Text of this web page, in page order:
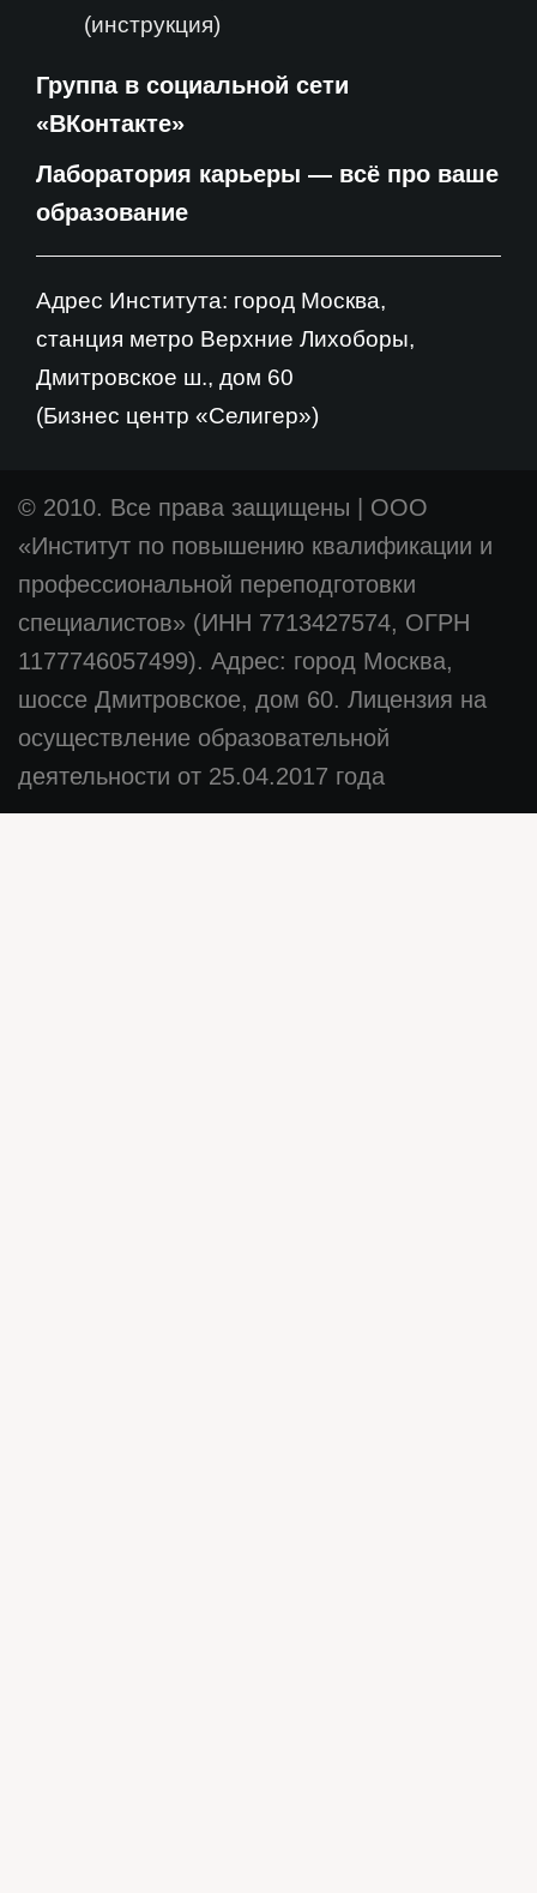
(инструкция)
Группа в социальной сети
«ВКонтакте»
Лаборатория карьеры — всё про ваше
образование
Адрес Института: город Москва,
станция метро Верхние Лихоборы,
Дмитровское ш., дом 60
(Бизнес центр «Селигер»)
© 2010. Все права защищены | ООО
«Институт по повышению квалификации и
профессиональной переподготовки
специалистов» (ИНН 7713427574, ОГРН
1177746057499). Адрес: город Москва,
шоссе Дмитровское, дом 60. Лицензия на
осуществление образовательной
деятельности от 25.04.2017 года